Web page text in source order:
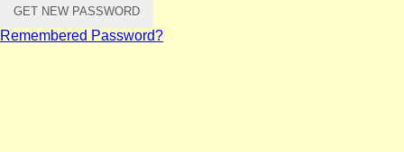
Remembered Password?